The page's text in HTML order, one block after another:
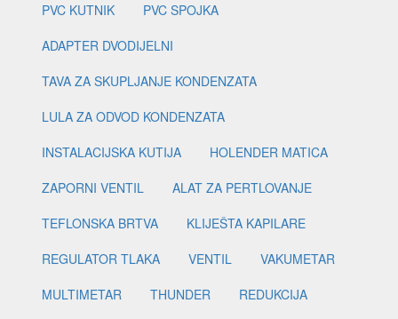
PVC KUTNIK
PVC SPOJKA
ADAPTER DVODIJELNI
TAVA ZA SKUPLJANJE KONDENZATA
LULA ZA ODVOD KONDENZATA
INSTALACIJSKA KUTIJA
HOLENDER MATICA
ZAPORNI VENTIL
ALAT ZA PERTLOVANJE
TEFLONSKA BRTVA
KLIJEŠTA KAPILARE
REGULATOR TLAKA
VENTIL
VAKUMETAR
MULTIMETAR
THUNDER
REDUKCIJA